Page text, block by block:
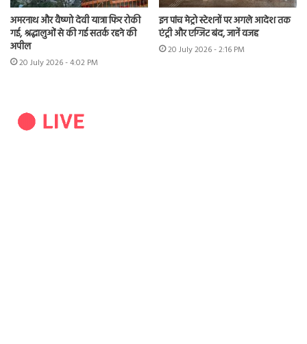
अमरनाथ और वैष्णो देवी यात्रा फिर रोकी
गई, श्रद्धालुओं से की गई सतर्क रहने की
अपील
20 July 2026 - 4:02 PM
इन पांच मेट्रो स्टेशनों पर अगले आदेश तक
एंट्री और एग्जिट बंद, जानें वजह
20 July 2026 - 2:16 PM